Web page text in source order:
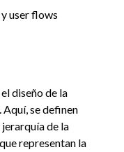
user flows
diseño de la
se definen
de la
representan la